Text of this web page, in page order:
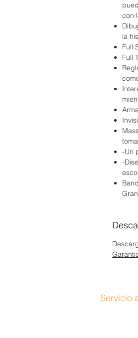
con
la
Full
Full
-Un
-
Servicio